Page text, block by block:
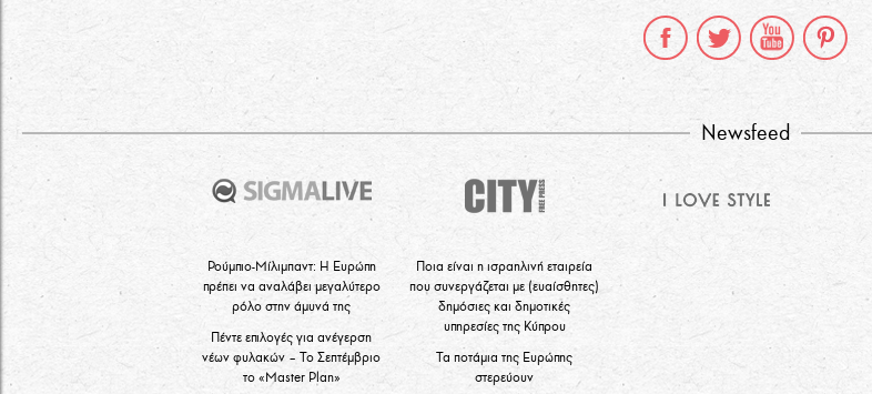
Newsfeed
Ρούμπιο-Μίλιμπαντ: Η Ευρώπη
πρέπει να αναλάβει μεγαλύτερο
ρόλο στην άμυνά της
Πέντε επιλογές για ανέγερση
νέων φυλακών – Το Σεπτέμβριο
το «Master Plan»
Ποια είναι η ισραηλινή εταιρεία
που συνεργάζεται με (ευαίσθητες)
δημόσιες και δημοτικές
υπηρεσίες της Κύπρου
Τα ποτάμια της Ευρώπης
στερεύουν